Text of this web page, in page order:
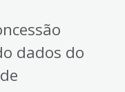
dados do